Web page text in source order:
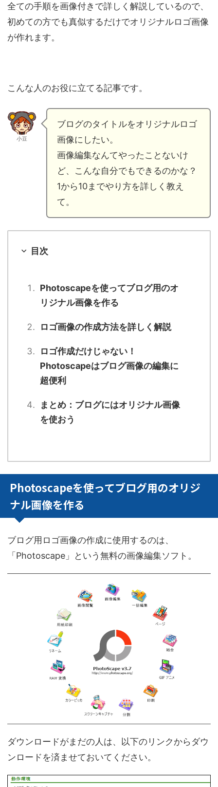
全ての手順を画像付きで詳しく解説しているので、
初めての方でも真似するだけでオリジナルロゴ画像
が作れます。
こんな人のお役に立てる記事です。
小豆
ブログのタイトルをオリジナルロゴ
画像にしたい。
画像編集なんてやったことないけ
ど、こんな自分でもできるのかな？
1から10までやり方を詳しく教え
て。
目次
Photoscapeを使ってブログ用のオ
リジナル画像を作る
ロゴ画像の作成方法を詳しく解説
ロゴ作成だけじゃない！
Photoscapeはブログ画像の編集に
超便利
まとめ：ブログにはオリジナル画像
を使おう
Photoscapeを使ってブログ用のオリジ
ナル画像を作る
ブログ用ロゴ画像の作成に使用するのは、
「Photoscape」という無料の画像編集ソフト。
ダウンロードがまだの人は、以下のリンクからダウ
ンロードを済ませておいてください。